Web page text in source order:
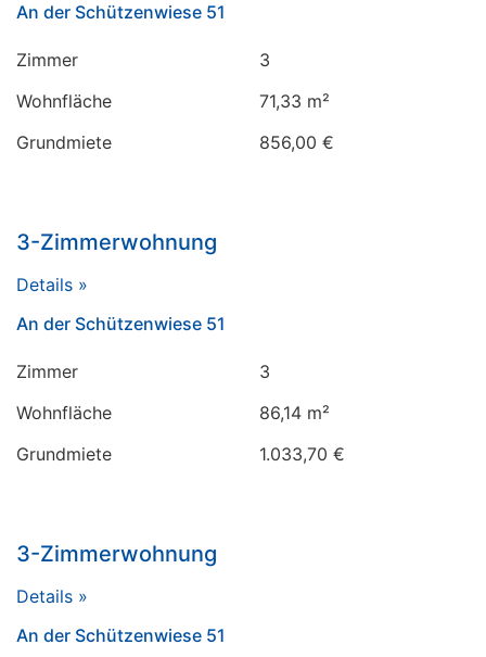
An der Schützenwiese 51
Zimmer
3
Wohnfläche
71,33 m²
Grundmiete
856,00 €
3-Zimmerwohnung
Details »
An der Schützenwiese 51
Zimmer
3
Wohnfläche
86,14 m²
Grundmiete
1.033,70 €
3-Zimmerwohnung
Details »
An der Schützenwiese 51